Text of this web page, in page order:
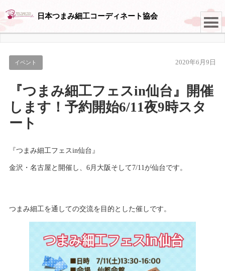
日本つまみ細工コーディネート協会
イベント 2020年6月9日
『つまみ細工フェスin仙台』開催
します！予約開始6/11夜9時スタ
ート
『つまみ細工フェスin仙台』
金沢・名古屋と開催し、6月大阪そして7/11が仙台です。
つまみ細工を通しての交流を目的とした催しです。